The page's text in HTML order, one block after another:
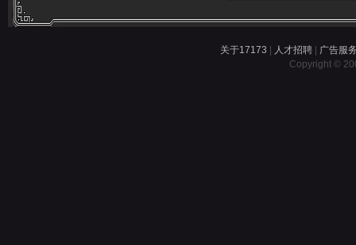
关于17173 人才招聘
广告服
Copyright ©